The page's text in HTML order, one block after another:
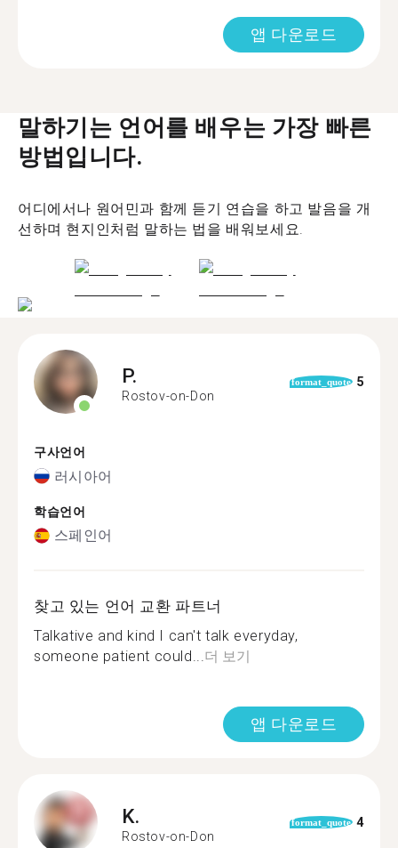
앱 다운로드
말하기는 언어를 배우는 가장 빠른
방법입니다.
어디에서나 원어민과 함께 듣기 연습을 하고 발음을 개
선하며 현지인처럼 말하는 법을 배워보세요.
P.
Rostov-on-Don
format_quote 5
구사언어
러시아어
학습언어
스페인어
찾고 있는 언어 교환 파트너
Talkative and kind I can't talk everyday,
someone patient could...더 보기
앱 다운로드
K.
Rostov-on-Don
format_quote 4